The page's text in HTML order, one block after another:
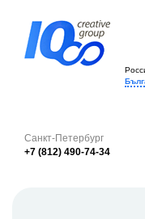
Санкт-Петербург
+7 (812) 490-74-34